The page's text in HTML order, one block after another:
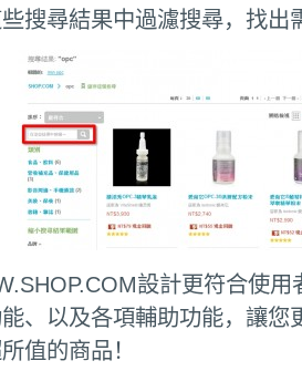
搜尋結果中過濾搜尋，找出
設計更符合使用
、以及各項輔助功能，讓您
值的商品！